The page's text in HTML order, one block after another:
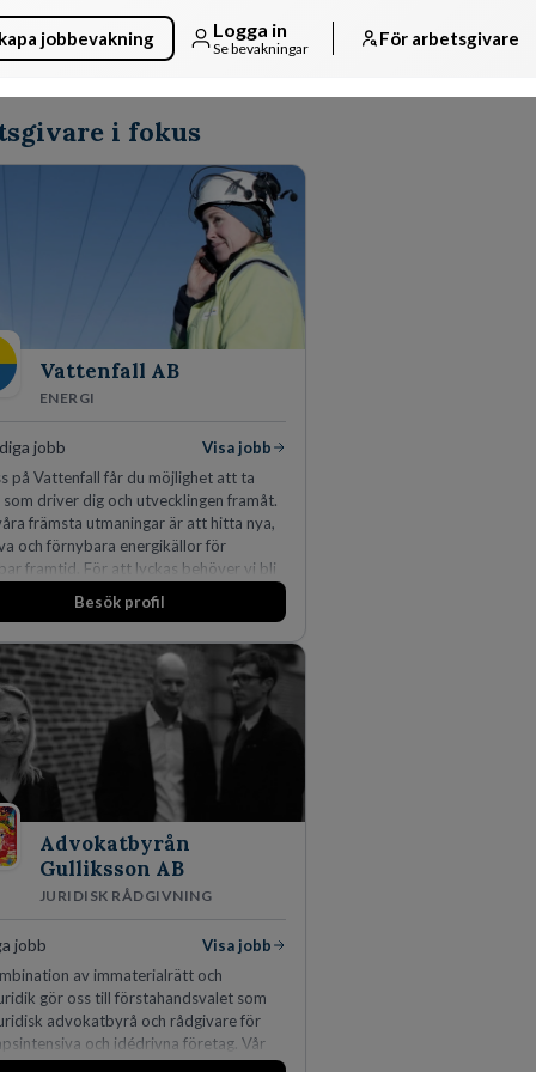
jobbevakning Logga in
Se bevakningar För arbetsgivare
i fokus
Vattenfall AB
ENERGI
jobb
Visa jobb
på Vattenfall får du möjlighet att ta
som driver dig och utvecklingen framåt.
främsta utmaningar är att hitta nya,
och förnybara energikällor för
framtid. För att lyckas behöver vi bli
som vill göra skillnad.
Besök profil
Advokatbyrån
Gulliksson AB
JURIDISK RÅDGIVNING
jobb
Visa jobb
av immaterialrätt och
gör oss till förstahandsvalet som
advokatbyrå och rådgivare för
och idédrivna företag. Vår
inom IP-tillgångar har gett oss en